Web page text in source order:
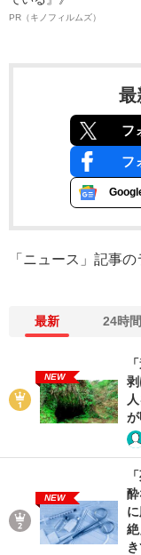
PR（キノフィルムズ）
最
フ
フ
「ニュース」記事
最新 24時間
NEW
NEW